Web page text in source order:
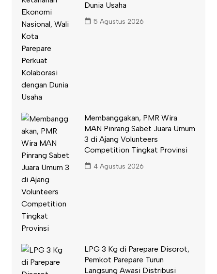
Dunia Usaha
5 Agustus 2026
Membanggakan, PMR Wira
MAN Pinrang Sabet Juara Umum
3 di Ajang Volunteers
Competition Tingkat Provinsi
4 Agustus 2026
LPG 3 Kg di Parepare Disorot,
Pemkot Parepare Turun
Langsung Awasi Distribusi